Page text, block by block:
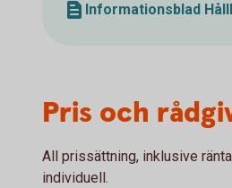
Informationsblad
Pris och
All prissättning, inklusive
individuell.